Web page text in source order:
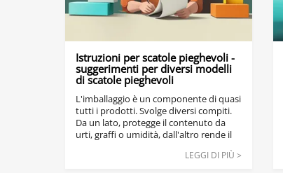
Istruzioni per scatole pieghevoli -
suggerimenti per diversi modelli
di scatole pieghevoli
L'imballaggio è un componente di quasi
tutti i prodotti. Svolge diversi compiti.
Da un lato, protegge il contenuto da
urti, graffi o umidità, dall'altro rende il
Questo vale soprattutto per i piccoli
LEGGI DI PIÙ >